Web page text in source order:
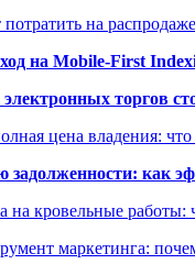
на
на Mobile-First
торгов
цена владения:
как
на кровельные работы:
маркетинга: